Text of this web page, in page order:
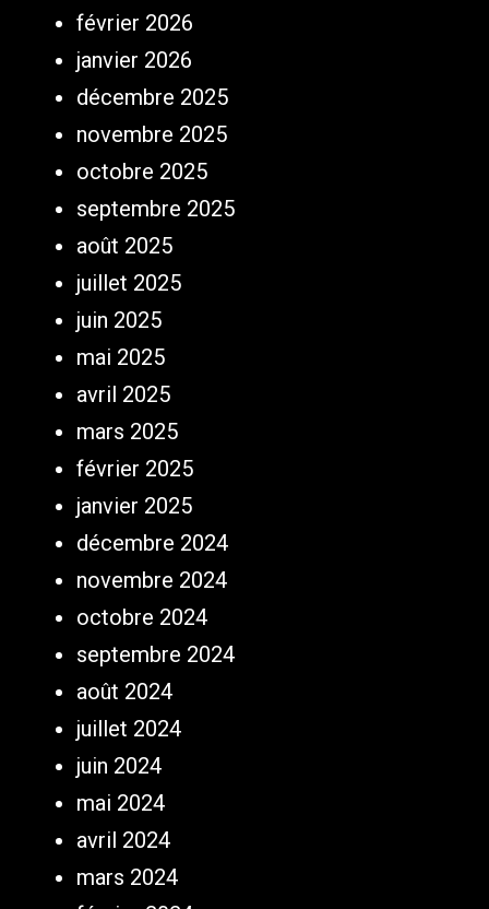
février 2026
janvier 2026
décembre 2025
novembre 2025
octobre 2025
septembre 2025
août 2025
juillet 2025
juin 2025
mai 2025
avril 2025
mars 2025
février 2025
janvier 2025
décembre 2024
novembre 2024
octobre 2024
septembre 2024
août 2024
juillet 2024
juin 2024
mai 2024
avril 2024
mars 2024